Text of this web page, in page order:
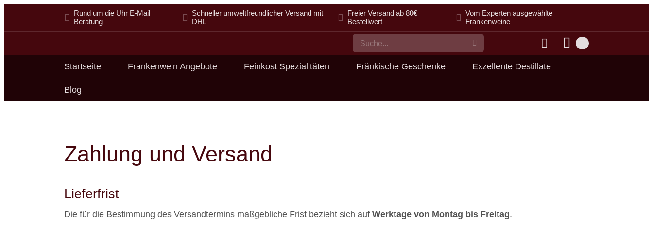
Rund um die Uhr E-Mail
Beratung
Schneller umweltfreundlicher Versand mit
DHL
Freier Versand ab 80€
Bestellwert
Vom Experten ausgewählte
Frankenweine
Suche
Startseite
Frankenwein Angebote Feinkost Spezialitäten Fränkische Geschenke Exzellente Destillate
Blog
Zahlung und Versand
Lieferfrist
Die für die Bestimmung des Versandtermins maßgebliche Frist bezieht sich auf Werktage von Montag bis Freitag.